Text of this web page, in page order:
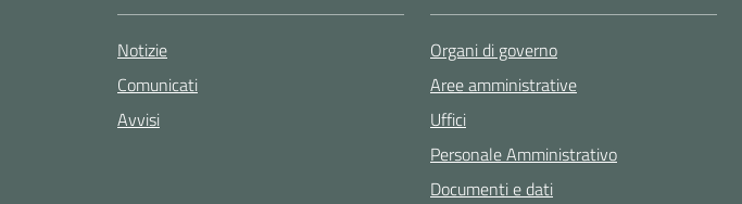
Notizie
Comunicati
Avvisi
Organi di governo
Aree amministrative
Uffici
Personale Amministrativo
Documenti e dati